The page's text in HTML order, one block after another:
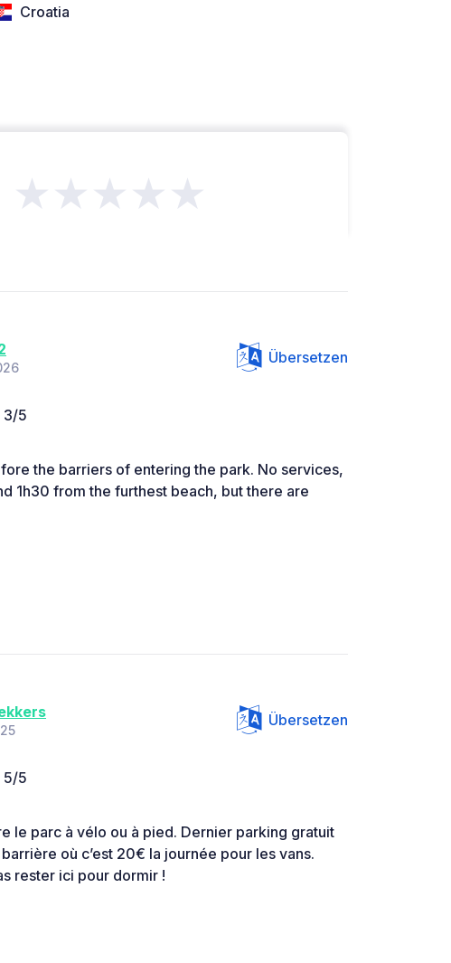
Croatia
★★★★★
Übersetzen
3/5
the barriers of entering the park. No services,
1h30 from the furthest beach, but there are
Übersetzen
5/5
le parc à vélo ou à pied. Dernier parking gratuit
barrière où c’est 20€ la journée pour les vans.
rester ici pour dormir !